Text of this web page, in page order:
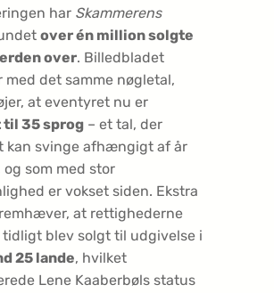
har Skammerens
over én million solgte
over. Billedbladet
med det samme nøgletal,
at eventyret nu er
35 sprog – et tal, der
kan svinge afhængigt af år
og som med stor
er vokset siden. Ekstra
at rettighederne
tidligt blev solgt til udgivelse i
25 lande, hvilket
Lene Kaaberbøls status